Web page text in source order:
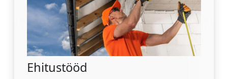
Ehitustööd